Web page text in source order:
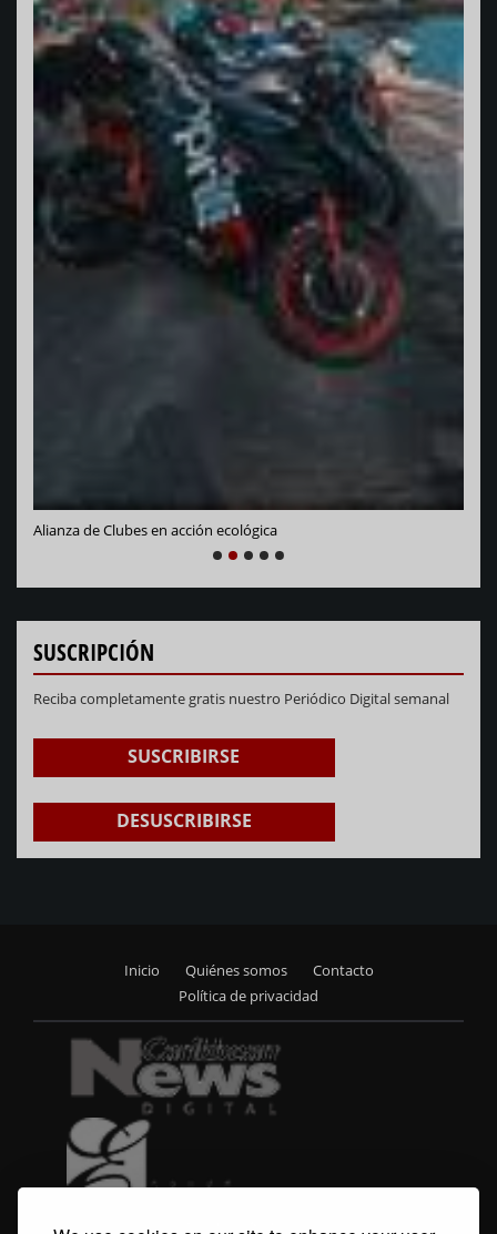
Alianza de Clubes en acción ecológica
PREVIOUS
SUSCRIPCIÓN
Reciba completamente gratis nuestro Periódico Digital semanal
SUSCRIBIRSE
DESUSCRIBIRSE
menu
Inicio Quiénes somos
Contacto
Política de privacidad